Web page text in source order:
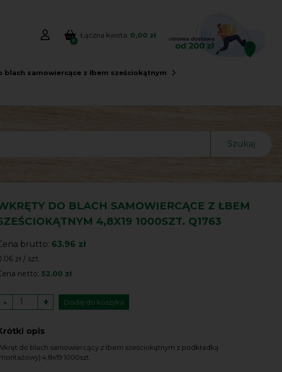
0
Łączna kwota: 0,00 zł
blach samowiercące z łbem sześciokątnym
Szukaj
DO BLACH SAMOWIERCĄCE Z ŁBEM
4,8X19 1000SZT. Q1763
brutto: 63.96 zł
zł / szt.
netto: 52.00 zł
- + Dodaj do koszyka
opis
do blach samowiercący z łbem sześciokątnym z podkładką
4,8x19 1000szt.